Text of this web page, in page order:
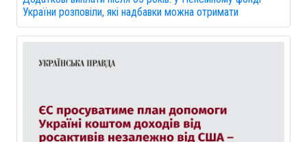
України розповіли, які надбавки можна отримати